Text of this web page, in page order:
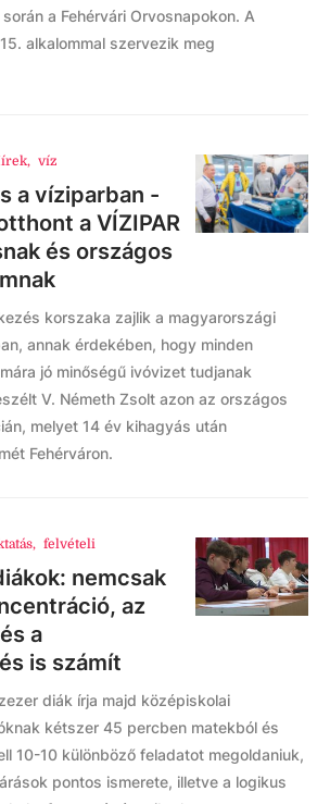
a Fehérvári Orvosnapokon. A
alkalommal szervezik meg
, víz
a víziparban -
a VÍZIPAR
és országos
korszaka zajlik a magyarországi
annak érdekében, hogy minden
jó minőségű ivóvizet tudjanak
V. Németh Zsolt azon az országos
melyet 14 év kihagyás után
Fehérváron.
, felvételi
nemcsak
az
a
is számít
diák írja majd középiskolai
kétszer 45 percben matekból és
10-10 különböző feladatot megoldaniuk,
pontos ismerete, illetve a logikus